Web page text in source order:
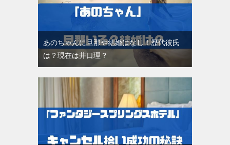
あのちゃんに旦那や結婚はなし！歴代彼氏
は？現在は井口理？